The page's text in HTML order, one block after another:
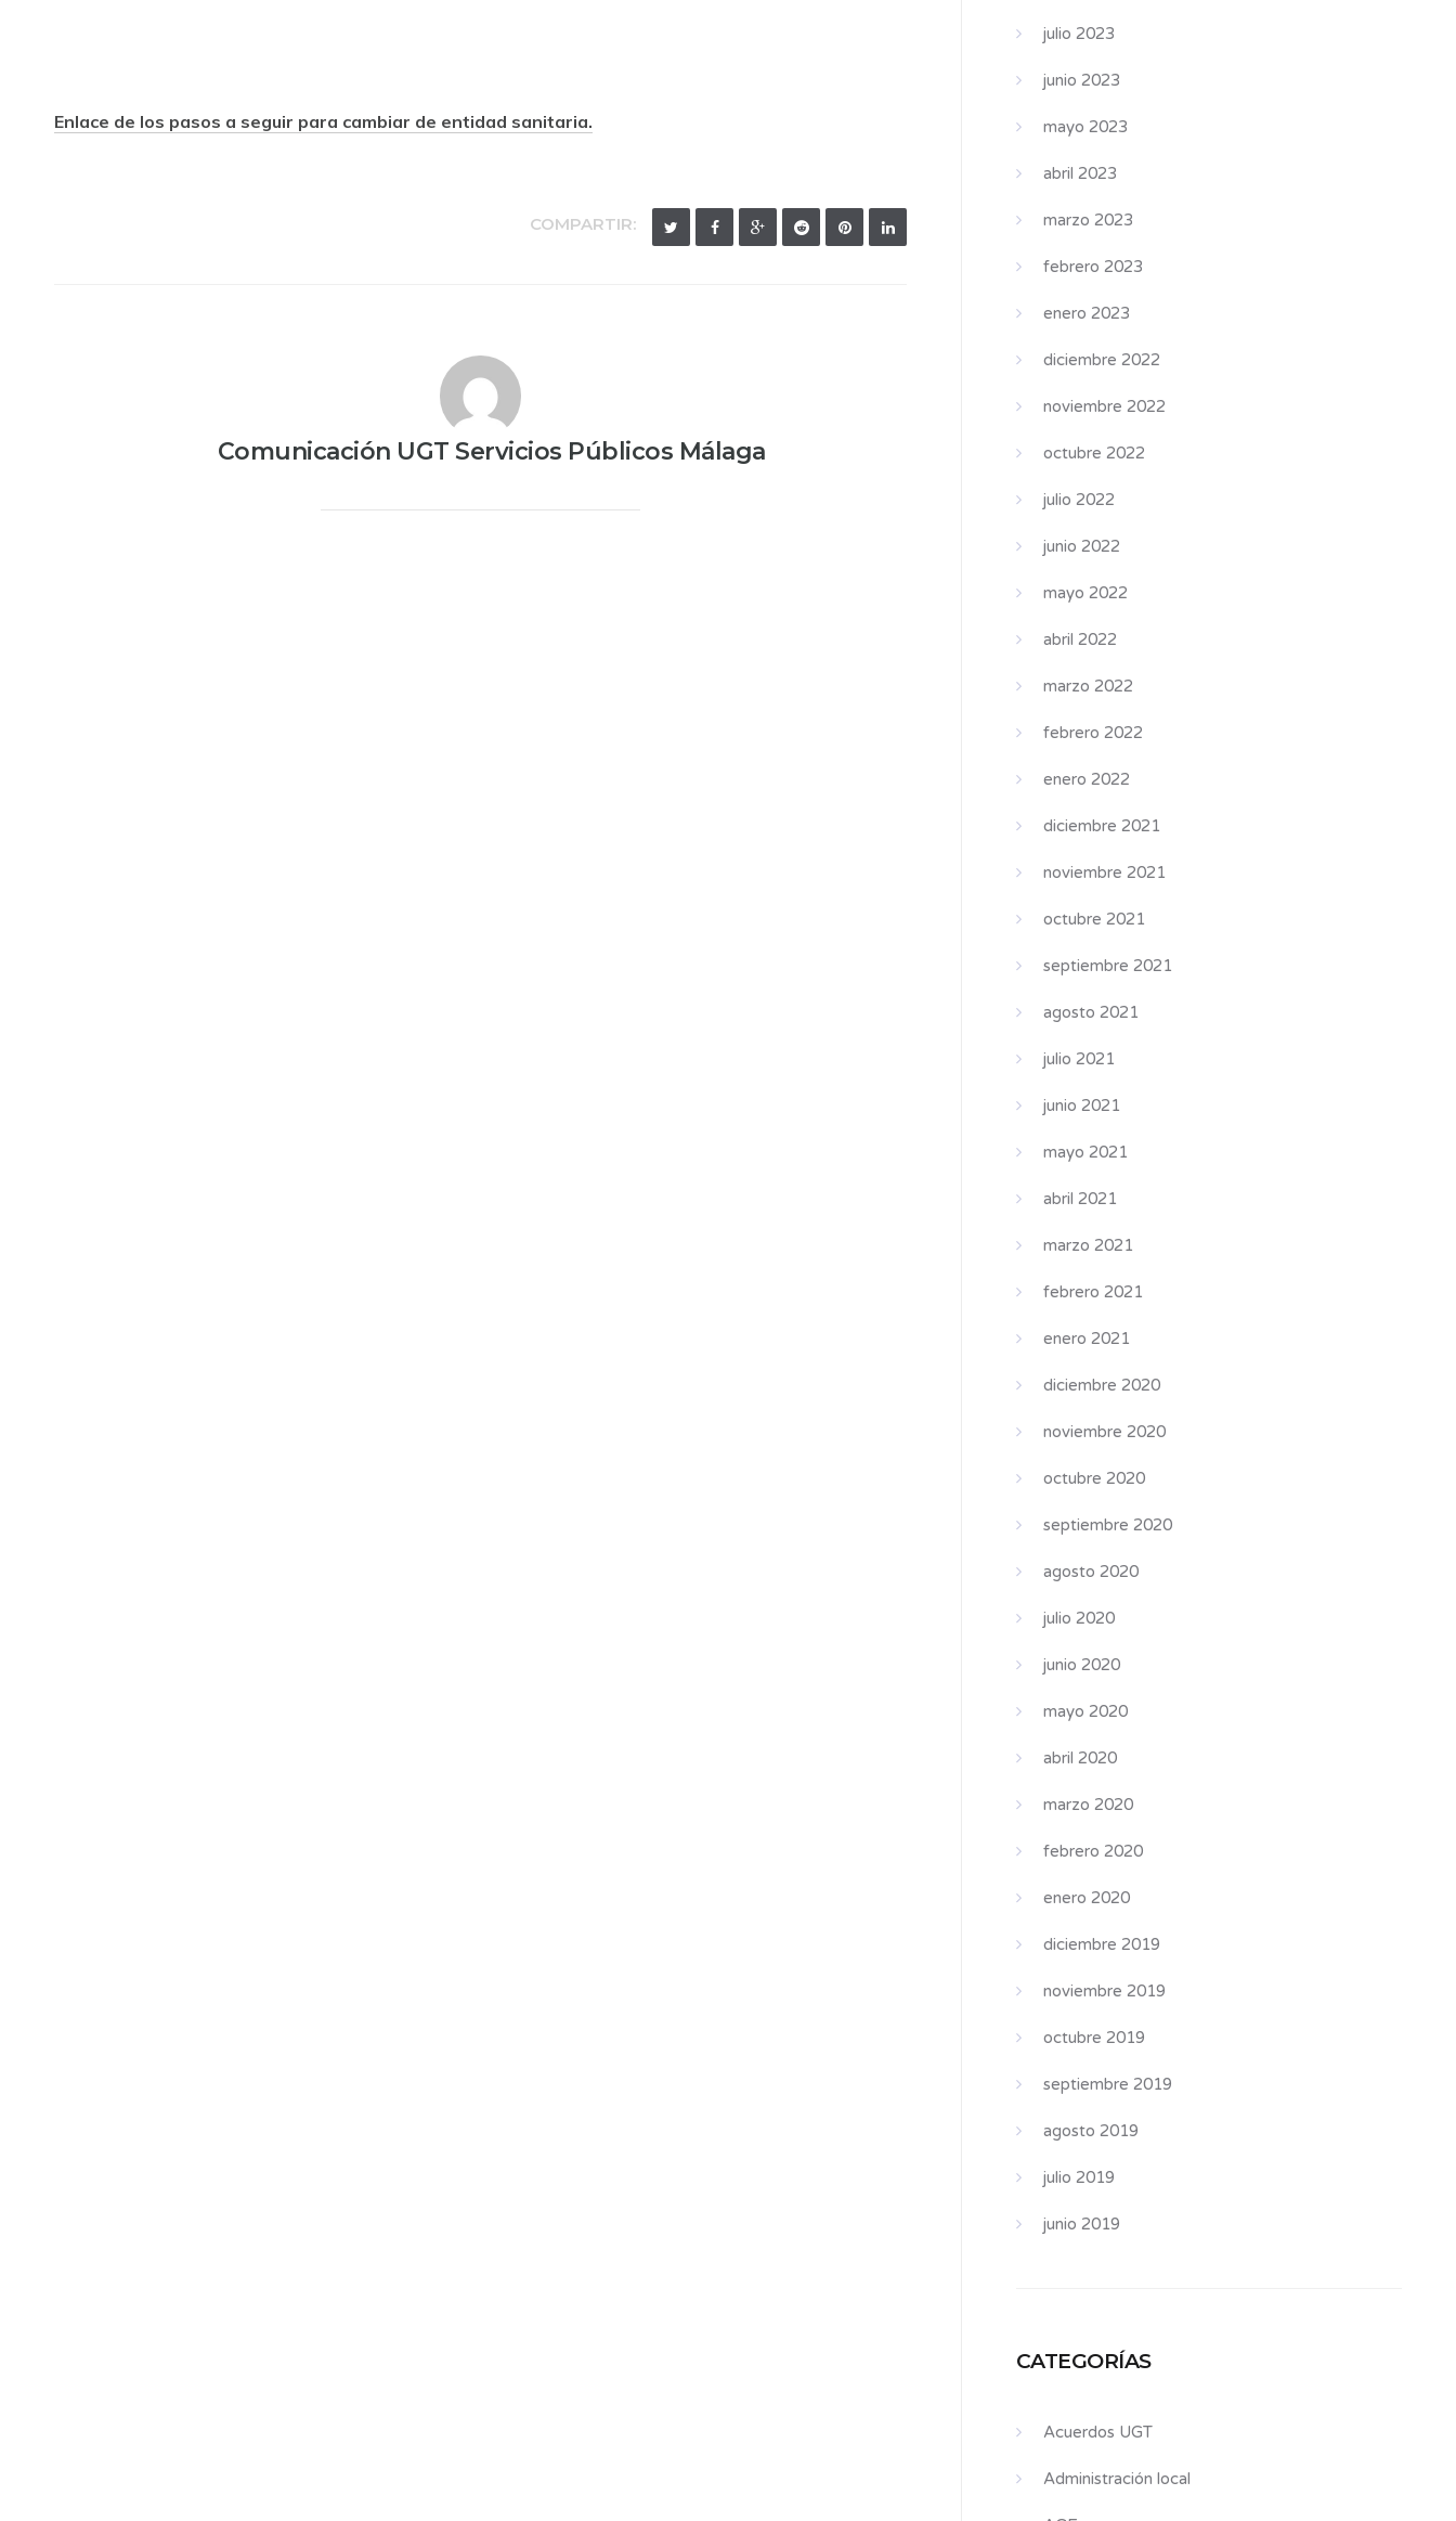
Enlace de los pasos a seguir para cambiar de entidad sanitaria.
COMPARTIR:
Comunicación UGT Servicios Públicos Málaga
julio 2023
junio 2023
mayo 2023
abril 2023
marzo 2023
febrero 2023
enero 2023
diciembre 2022
noviembre 2022
octubre 2022
julio 2022
junio 2022
mayo 2022
abril 2022
marzo 2022
febrero 2022
enero 2022
diciembre 2021
noviembre 2021
octubre 2021
septiembre 2021
agosto 2021
julio 2021
junio 2021
mayo 2021
abril 2021
marzo 2021
febrero 2021
enero 2021
diciembre 2020
noviembre 2020
octubre 2020
septiembre 2020
agosto 2020
julio 2020
junio 2020
mayo 2020
abril 2020
marzo 2020
febrero 2020
enero 2020
diciembre 2019
noviembre 2019
octubre 2019
septiembre 2019
agosto 2019
julio 2019
junio 2019
CATEGORÍAS
Acuerdos UGT
Administración local